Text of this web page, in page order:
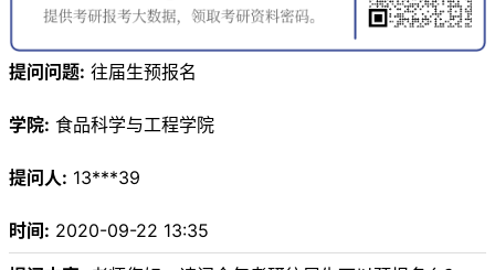
提问问题: 往届生预报名
学院: 食品科学与工程学院
提问人: 13***39
时间: 2020-09-22 13:35